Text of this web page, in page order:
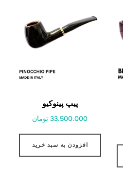
پیپ پینوکیو
33.500.000 تومان
افزودن به سبد خرید